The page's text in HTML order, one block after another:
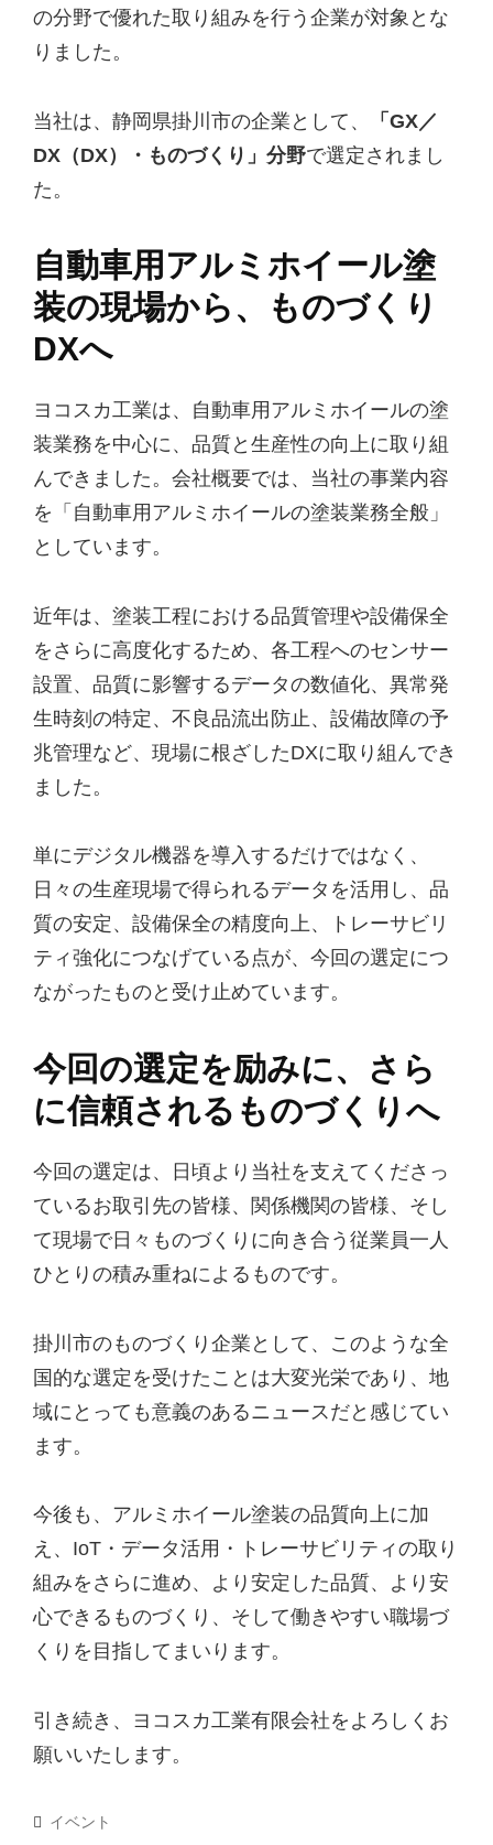
の分野で優れた取り組みを行う企業が対象とな
りました。
当社は、静岡県掛川市の企業として、
「GX／
DX（DX）・ものづくり」分野で選定されまし
た。
自動車用アルミホイール塗
装の現場から、ものづくり
DXへ
ヨコスカ工業は、自動車用アルミホイールの塗
装業務を中心に、品質と生産性の向上に取り組
んできました。会社概要では、当社の事業内容
を「自動車用アルミホイールの塗装業務全般」
としています。
近年は、塗装工程における品質管理や設備保全
をさらに高度化するため、各工程へのセンサー
設置、品質に影響するデータの数値化、異常発
生時刻の特定、不良品流出防止、設備故障の予
兆管理など、現場に根ざしたDXに取り組んでき
ました。
単にデジタル機器を導入するだけではなく、
日々の生産現場で得られるデータを活用し、品
質の安定、設備保全の精度向上、トレーサビリ
ティ強化につなげている点が、今回の選定につ
ながったものと受け止めています。
今回の選定を励みに、さら
に信頼されるものづくりへ
今回の選定は、日頃より当社を支えてくださっ
ているお取引先の皆様、関係機関の皆様、そし
て現場で日々ものづくりに向き合う従業員一人
ひとりの積み重ねによるものです。
掛川市のものづくり企業として、このような全
国的な選定を受けたことは大変光栄であり、地
域にとっても意義のあるニュースだと感じてい
ます。
今後も、アルミホイール塗装の品質向上に加
え、IoT・データ活用・トレーサビリティの取り
組みをさらに進め、より安定した品質、より安
心できるものづくり、そして働きやすい職場づ
くりを目指してまいります。
引き続き、ヨコスカ工業有限会社をよろしくお
願いいたします。
Categories
イベント